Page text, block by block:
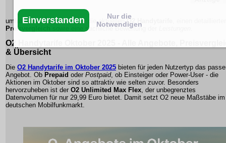
umfassende Übersicht über die aktuellenO2 Handytarife
Preisvergleich
sowie eine sachliche Bewertung der
O2 Handytarife Oktober 2025
& Übersicht
Die O2 Handytarife im Oktober 2025 bieten für jeden Nutzertyp das
Angebot. Ob Prepaid oder Postpaid, ob Einsteiger oder Power-User - die
Aktionen im Oktober sind so attraktiv wie selten zuvor. Besonders
hervorzuheben ist der O2 Unlimited Max Flex, der unbegrenztes
Datenvolumen für nur 29,99 Euro bietet. Damit setzt O2 neue Maßstäbe im
deutschen Mobilfunkmarkt.
Einverstanden
Nur die
Notwendigen